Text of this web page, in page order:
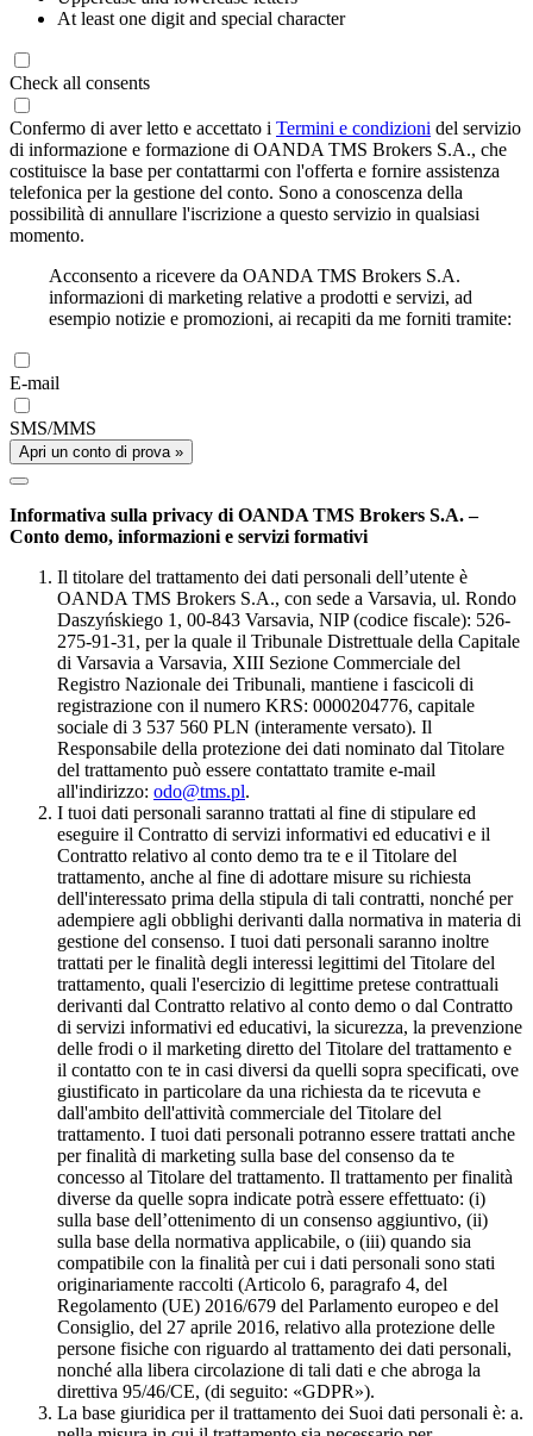
At least one digit and special character
Check all consents
Confermo di aver letto e accettato i Termini e condizioni del servizio
di informazione e formazione di OANDA TMS Brokers S.A., che
costituisce la base per contattarmi con l'offerta e fornire assistenza
telefonica per la gestione del conto. Sono a conoscenza della
possibilità di annullare l'iscrizione a questo servizio in qualsiasi
momento.
Acconsento a ricevere da OANDA TMS Brokers S.A.
informazioni di marketing relative a prodotti e servizi, ad
esempio notizie e promozioni, ai recapiti da me forniti tramite:
E-mail
SMS/MMS
Apri un conto di prova »
Informativa sulla privacy di OANDA TMS Brokers S.A. –
Conto demo, informazioni e servizi formativi
Il titolare del trattamento dei dati personali dell’utente è
OANDA TMS Brokers S.A., con sede a Varsavia, ul. Rondo
Daszyńskiego 1, 00-843 Varsavia, NIP (codice fiscale): 526-
275-91-31, per la quale il Tribunale Distrettuale della Capitale
di Varsavia a Varsavia, XIII Sezione Commerciale del
Registro Nazionale dei Tribunali, mantiene i fascicoli di
registrazione con il numero KRS: 0000204776, capitale
sociale di 3 537 560 PLN (interamente versato). Il
Responsabile della protezione dei dati nominato dal Titolare
del trattamento può essere contattato tramite e-mail
all'indirizzo: odo@tms.pl.
I tuoi dati personali saranno trattati al fine di stipulare ed
eseguire il Contratto di servizi informativi ed educativi e il
Contratto relativo al conto demo tra te e il Titolare del
trattamento, anche al fine di adottare misure su richiesta
dell'interessato prima della stipula di tali contratti, nonché per
adempiere agli obblighi derivanti dalla normativa in materia di
gestione del consenso. I tuoi dati personali saranno inoltre
trattati per le finalità degli interessi legittimi del Titolare del
trattamento, quali l'esercizio di legittime pretese contrattuali
derivanti dal Contratto relativo al conto demo o dal Contratto
di servizi informativi ed educativi, la sicurezza, la prevenzione
delle frodi o il marketing diretto del Titolare del trattamento e
il contatto con te in casi diversi da quelli sopra specificati, ove
giustificato in particolare da una richiesta da te ricevuta e
dall'ambito dell'attività commerciale del Titolare del
trattamento. I tuoi dati personali potranno essere trattati anche
per finalità di marketing sulla base del consenso da te
concesso al Titolare del trattamento. Il trattamento per finalità
diverse da quelle sopra indicate potrà essere effettuato: (i)
sulla base dell’ottenimento di un consenso aggiuntivo, (ii)
sulla base della normativa applicabile, o (iii) quando sia
compatibile con la finalità per cui i dati personali sono stati
originariamente raccolti (Articolo 6, paragrafo 4, del
Regolamento (UE) 2016/679 del Parlamento europeo e del
Consiglio, del 27 aprile 2016, relativo alla protezione delle
persone fisiche con riguardo al trattamento dei dati personali,
nonché alla libera circolazione di tali dati e che abroga la
direttiva 95/46/CE, (di seguito: «GDPR»).
La base giuridica per il trattamento dei Suoi dati personali è: a.